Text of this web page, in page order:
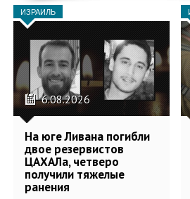
ИЗРАИЛЬ
6.08.2026
На юге Ливана погибли
двое резервистов
ЦАХАЛа, четверо
получили тяжелые
ранения